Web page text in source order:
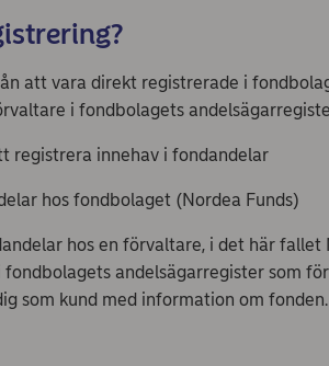
att vara direkt registrerade i
i fondbolagets
registrera innehav i fondandelar
hos fondbolaget (Nordea Funds)
hos en förvaltare, i det här fallet
andelsägarregister som
som kund med information om